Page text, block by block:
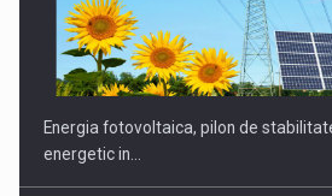
Energia fotovoltaica, pilon de
energetic in…